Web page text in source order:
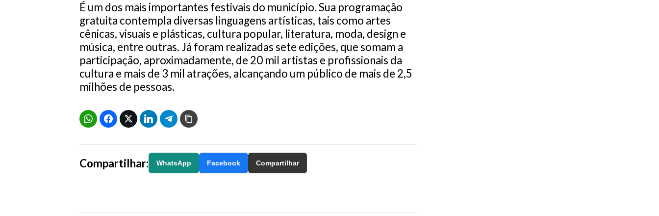
É um dos mais importantes festivais do município. Sua programação
gratuita contempla diversas linguagens artísticas, tais como artes
cênicas, visuais e plásticas, cultura popular, literatura, moda, design e
música, entre outras. Já foram realizadas sete edições, que somam a
participação, aproximadamente, de 20 mil artistas e profissionais da
cultura e mais de 3 mil atrações, alcançando um público de mais de 2,5
milhões de pessoas.
Compartilhar: WhatsApp Facebook Compartilhar